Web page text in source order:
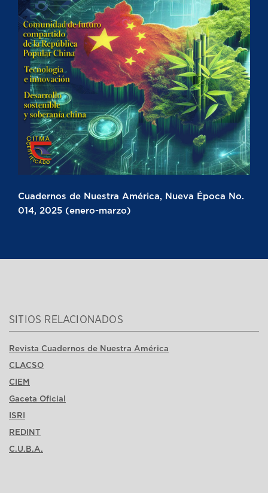
Cuadernos de Nuestra América, Nueva Época No.
014, 2025 (enero-marzo)
SITIOS RELACIONADOS
Revista Cuadernos de Nuestra América
CLACSO
CIEM
Gaceta Oficial
ISRI
REDINT
C.U.B.A.